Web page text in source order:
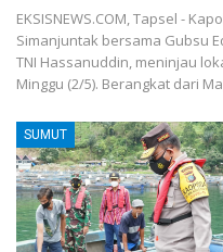
EKSISNEWS.COM, Tapsel -
Simanjuntak bersama Gubsu
TNI Hassanuddin, meninjau
Minggu (2/5). Berangkat dari
SUMUT